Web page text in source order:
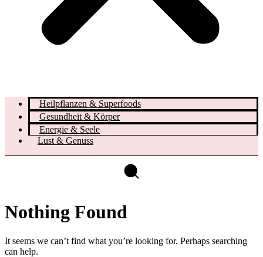
Heilpflanzen & Superfoods
Gesundheit & Körper
Energie & Seele
Lust & Genuss
Nothing Found
It seems we can’t find what you’re looking for. Perhaps searching
can help.